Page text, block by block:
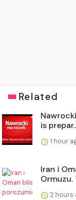
Related
is
1 hour
Iran i
Ormuzu.
2 hours